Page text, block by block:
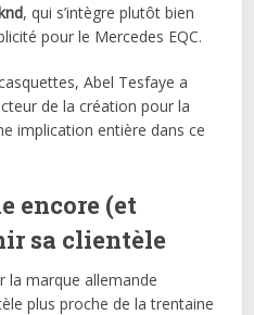
, qui s’intègre plutôt bien
pour le Mercedes EQC.
Abel Tesfaye a
de la création pour la
implication entière dans ce
encore (et
sa clientèle
la marque allemande
plus proche de la trentaine